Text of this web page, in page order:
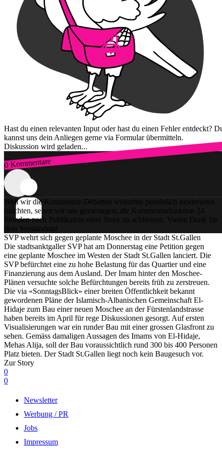
Hast du einen relevanten Input oder hast du einen Fehler entdeckt?
kannst uns dein Anliegen gerne via Formular übermitteln.
Diskussion wird geladen...
0 Kommentare
Zum Login
Weil wir die Kommentar-Debatten weiterhin persönlich moderieren
möchten, sehen wir uns gezwungen, die Kommentarfunktion 24
Stunden nach Publikation einer Story zu schliessen. Vielen Dank für
dein Verständnis!
SVP wehrt sich gegen geplante Moschee in der Stadt St.Gallen
Die stadtsanktgaller SVP hat am Donnerstag eine Petition gegen
eine geplante Moschee im Westen der Stadt St.Gallen lanciert. Die
SVP befürchtet eine zu hohe Belastung für das Quartier und eine
Finanzierung aus dem Ausland. Der Imam hinter den Moschee-
Plänen versuchte solche Befürchtungen bereits früh zu zerstreuen.
Die via «SonntagsBlick» einer breiten Öffentlichkeit bekannt
gewordenen Pläne der Islamisch-Albanischen Gemeinschaft El-
Hidaje zum Bau einer neuen Moschee an der Fürstenlandstrasse
haben bereits im April für rege Diskussionen gesorgt. Auf ersten
Visualisierungen war ein runder Bau mit einer grossen Glasfront zu
sehen. Gemäss damaligen Aussagen des Imams von El-Hidaje,
Mehas Alija, soll der Bau voraussichtlich rund 300 bis 400 Personen
Platz bieten. Der Stadt St.Gallen liegt noch kein Baugesuch vor.
Zur Story
0
0
Newsletter
Werbung / PR
Jobs
Impressum